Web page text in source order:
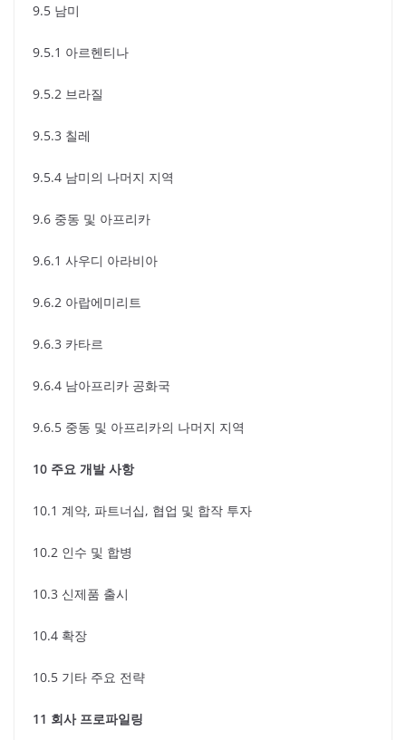
9.5 남미
9.5.1 아르헨티나
9.5.2 브라질
9.5.3 칠레
9.5.4 남미의 나머지 지역
9.6 중동 및 아프리카
9.6.1 사우디 아라비아
9.6.2 아랍에미리트
9.6.3 카타르
9.6.4 남아프리카 공화국
9.6.5 중동 및 아프리카의 나머지 지역
10 주요 개발 사항
10.1 계약, 파트너십, 협업 및 합작 투자
10.2 인수 및 합병
10.3 신제품 출시
10.4 확장
10.5 기타 주요 전략
11 회사 프로파일링